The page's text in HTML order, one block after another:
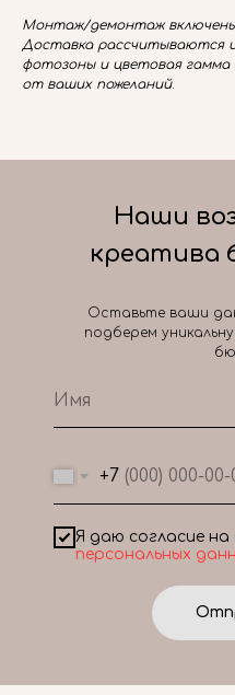
Монтаж/демонтаж
Доставка рассчитываются
фотозоны и цветовая
от ваших пожеланий.
+7
Я даю согласие
персональных
Наши
креатива
Оставьте ваши
подберем